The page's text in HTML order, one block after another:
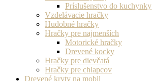
Príslušenstvo do kuchynky
Vzdelávacie hračky
Hudobné hračky
Hračky pre najmenších
Motorické hračky
Drevené kocky
Hračky pre dievčatá
Hračky pre chlapcov
Drevené kryty na mobil